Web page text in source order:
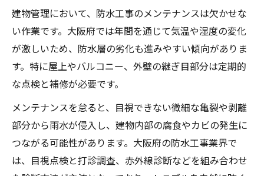
建物管理において、防水工事のメンテナンスは欠かせな
い作業です。大阪府では年間を通じて気温や湿度の変化
が激しいため、防水層の劣化も進みやすい傾向がありま
す。特に屋上やバルコニー、外壁の継ぎ目部分は定期的
な点検と補修が必要です。
メンテナンスを怠ると、目視できない微細な亀裂や剥離
部分から雨水が侵入し、建物内部の腐食やカビの発生に
つながる可能性があります。大阪府の防水工事業界で
は、目視点検と打診調査、赤外線診断などを組み合わせ